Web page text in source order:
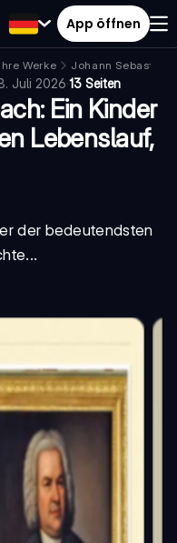
App öffnen
Werke
Johann Sebastian
Juli 2026·13 Seiten
Ein Kinder
Lebenslauf,
der bedeutendsten